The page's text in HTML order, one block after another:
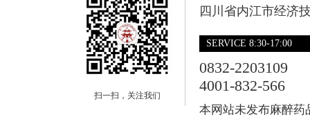
扫一扫，关注我们
四川省内江市经济
SERVICE 8:30-17:00
0832-2203109
4001-832-566
本网站未发布麻醉药